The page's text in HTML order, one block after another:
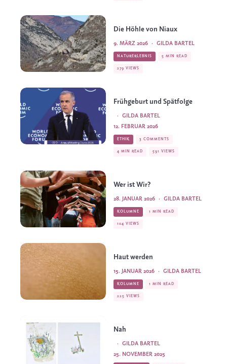
Die Höhle von Niaux
GILDA BARTEL
·
9. MÄRZ 2026
NATURERLEBNIS 5 MIN READ
279 VIEWS
Frühgeburt und Spätfolge
GILDA BARTEL
·
12. FEBRUAR 2026
ETHIK 3 COMMENTS
4 MIN READ 591 VIEWS
Wer ist Wir?
GILDA BARTEL
·
28. JANUAR 2026
KOLUMNE 1 MIN READ
104 VIEWS
Haut werden
GILDA BARTEL
·
15. JANUAR 2026
KOLUMNE 1 MIN READ
225 VIEWS
Nah
GILDA BARTEL
·
25. NOVEMBER 2025